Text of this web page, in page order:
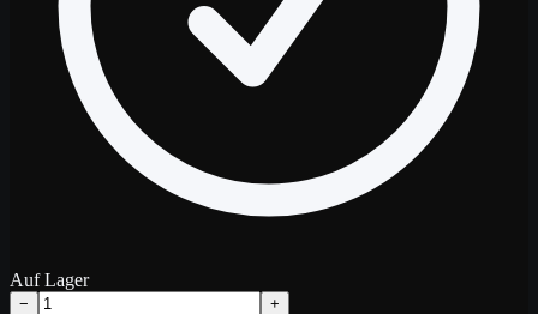
Auf Lager
− +